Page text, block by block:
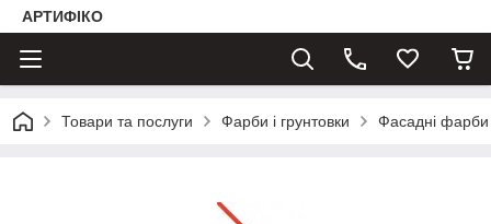
АРТИФІКО
Товари та послуги Фарби і грунтовки Фасадні фарби